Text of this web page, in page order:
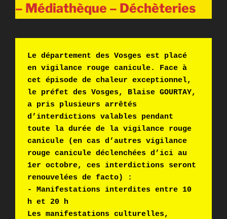
– Médiathèque – Déchèteries
Le département des Vosges est placé
en vigilance rouge canicule. Face à
cet épisode de chaleur exceptionnel,
le préfet des Vosges, Blaise GOURTAY,
a pris plusieurs arrêtés
d’interdictions valables pendant
toute la durée de la vigilance rouge
canicule (en cas d’autres vigilance
rouge canicule déclenchées d’ici au
1er octobre, ces interdictions seront
renouvelées de facto) :
- Manifestations interdites entre 10
h et 20 h
Les manifestations culturelles,